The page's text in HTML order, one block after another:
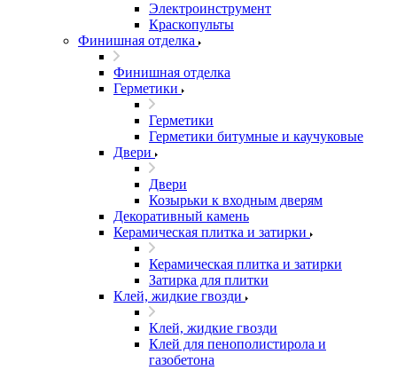
Электроинструмент
Краскопульты
Финишная отделка
Финишная отделка
Герметики
Герметики
Герметики битумные и каучуковые
Двери
Двери
Козырьки к входным дверям
Декоративный камень
Керамическая плитка и затирки
Керамическая плитка и затирки
Затирка для плитки
Клей, жидкие гвозди
Клей, жидкие гвозди
Клей для пенополистирола и
газобетона